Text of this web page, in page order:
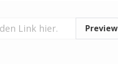
Preview